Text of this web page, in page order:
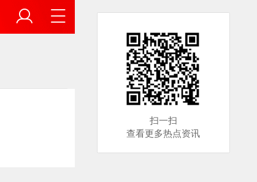
扫一扫
查看更多热点资讯